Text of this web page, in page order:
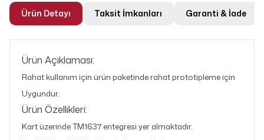
Ürün Detayı Taksit İmkanları Garanti & İade
Ürün Açıklaması:
Rahat kullanım için ürün paketinde rahat prototipleme için
Uygundur.
Ürün Özellikleri:
Kart üzerinde TM1637 entegresi yer almaktadır.